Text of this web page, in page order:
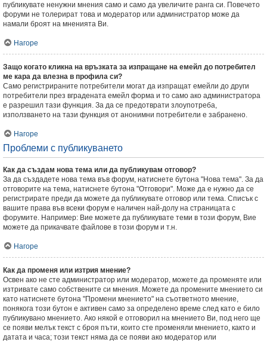
публикувате ненужни мнения само и само да увеличите ранга си. Повечето
форуми не толерират това и модератор или администратор може да
намали броят на мненията Ви.
Нагоре
Защо когато кликна на връзката за изпращане на емейл до потребител
ме кара да влезна в профила си?
Само регистрираните потребители могат да изпращат емейли до други
потребители през вградената емейл форма и то само ако администратора
е разрешил тази функция. За да се предотврати злоупотреба,
използването на тази функция от анонимни потребители е забранено.
Нагоре
Проблеми с публикуването
Как да създам нова тема или да публикувам отговор?
За да създадете нова тема във форум, натиснете бутона "Нова тема". За да
отговорите на тема, натиснете бутона "Отговори". Може да е нужно да се
регистрирате преди да можете да публикувате отговор или тема. Списък с
вашите права във всеки форум е наличен най-долу на страницата с
форумите. Например: Вие можете да публикувате теми в този форум, Вие
можете да прикачвате файлове в този форум и т.н.
Нагоре
Как да променя или изтрия мнение?
Освен ако не сте администратор или модератор, можете да променяте или
изтривате само собствените си мнения. Можете да промените мнението си
като натиснете бутона "Промени мнението" на съответното мнение,
понякога този бутон е активен само за определено време след като е било
публикувано мнението. Ако някой е отговорил на мнението Ви, под него ще
се появи мелък текст с броя пъти, които сте променяли мнението, както и
датата и часа; този текст няма да се появи ако модератор или